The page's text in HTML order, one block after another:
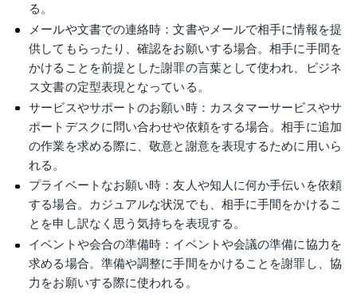
る。
メールや文書での連絡時：文書やメールで相手に情報を提
供してもらったり、確認をお願いする場合。相手に手間を
かけることを前提とした謝罪の言葉として使われ、ビジネ
ス文書の定型表現となっている。
サービスやサポートのお願い時：カスタマーサービスやサ
ポートデスクに問い合わせや依頼をする場合。相手に追加
の作業を求める際に、敬意と謝意を表現するために用いら
れる。
プライベートなお願い時：友人や知人に何か手伝いを依頼
する場合。カジュアルな状況でも、相手に手間をかけるこ
とを申し訳なく思う気持ちを表現する。
イベントや会合の準備時：イベントや会議の準備に協力を
求める場合。準備や調整に手間をかけることを謝罪し、協
力をお願いする際に使われる。